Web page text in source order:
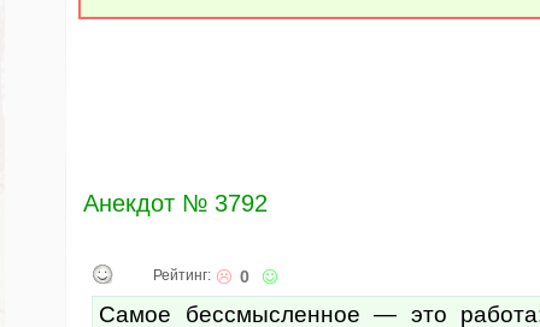
Анекдот № 3792
Рейтинг: 0
Самое бессмысленное — это